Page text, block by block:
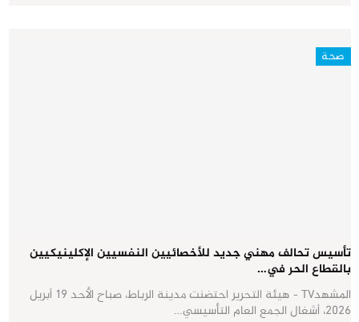
صحة
تأسيس تحالف مهني جديد للأخصائيين النفسيين الإكلينيكيين
بالقطاع الحر في…
المشهدTV - هيئة التحرير احتضنت مدينة الرباط، صباح الأحد 19 أبريل
2026، أشغال الجمع العام التأسيسي…